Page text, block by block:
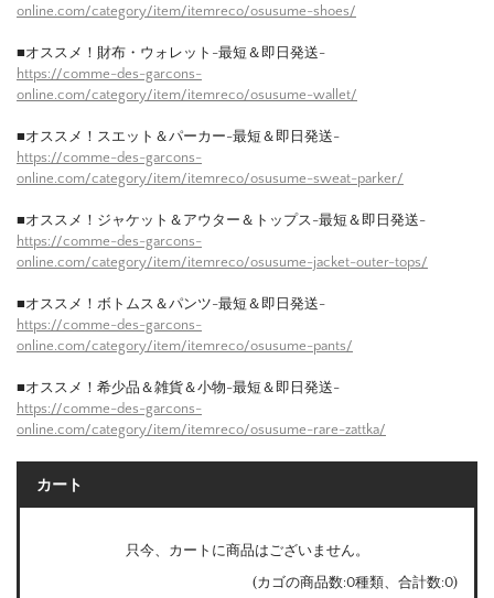
online.com/category/item/itemreco/osusume-shoes/
■オススメ！財布・ウォレット-最短＆即日発送-
https://comme-des-garcons-
online.com/category/item/itemreco/osusume-wallet/
■オススメ！スエット＆パーカー-最短＆即日発送-
https://comme-des-garcons-
online.com/category/item/itemreco/osusume-sweat-parker/
■オススメ！ジャケット＆アウター＆トップス-最短＆即日発送-
https://comme-des-garcons-
online.com/category/item/itemreco/osusume-jacket-outer-tops/
■オススメ！ボトムス＆パンツ-最短＆即日発送-
https://comme-des-garcons-
online.com/category/item/itemreco/osusume-pants/
■オススメ！希少品＆雑貨＆小物-最短＆即日発送-
https://comme-des-garcons-
online.com/category/item/itemreco/osusume-rare-zattka/
カート
只今、カートに商品はございません。
(カゴの商品数:0種類、合計数:0)